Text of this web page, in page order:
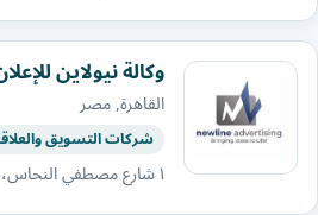
وكالة نيولاين
القاهرة, مصر
شركات التسويق
١ شارع مصطفي النحاس، مدينة نصر، القاهرة